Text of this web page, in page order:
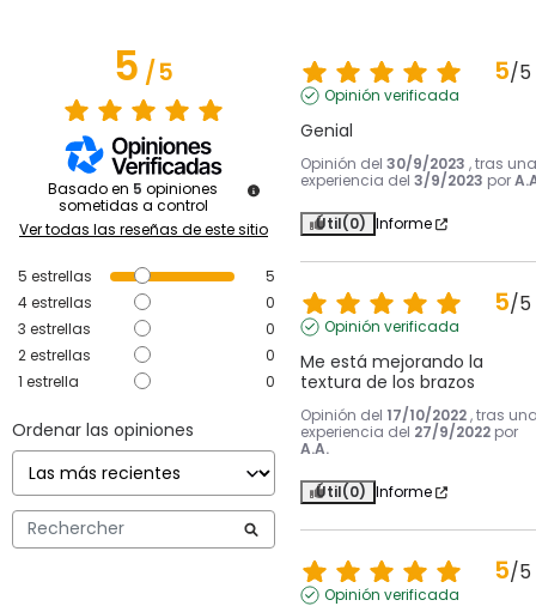
5/5
Basado en 5 opiniones
sometidas a control
Ver todas las reseñas de este sitio
5 estrellas
5
4estrellas
0
3 estrellas
0
2estrellas
0
1 estrella 0
Ordenar las opiniones
5/5
Opinión verificada
Genial
Opinión del 30/9/2023 , tras una
experiencia del 3/9/2023 por
Útil(0) Informe
5/5
Opinión verificada
Me está mejorando la
textura de los brazos
Opinión del 17/10/2022 , tras
experiencia del 27/9/2022 por
A.A.
Útil(0) Informe
5/5
Opinión verificada